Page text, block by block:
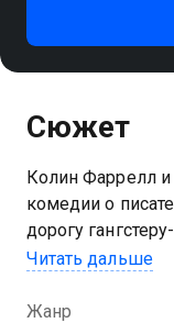
Сюжет
Колин Фаррелл
комедии о
дорогу
из-за чего он не
психопатов».
Читать дальше
Жанр